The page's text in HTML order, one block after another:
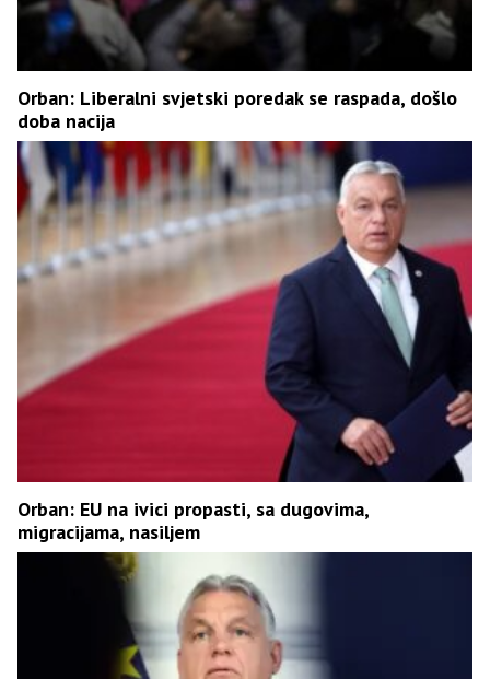
Orban: Liberalni svjetski poredak se raspada, došlo
doba nacija
Orban: EU na ivici propasti, sa dugovima,
migracijama, nasiljem